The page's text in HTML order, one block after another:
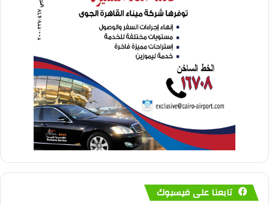
تابعنا على فيسبوك